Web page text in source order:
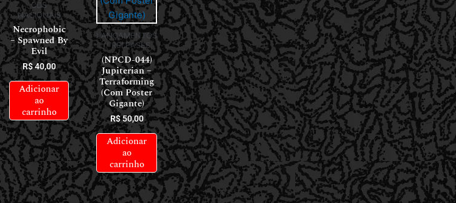
CDS
NACIONAIS
Necrophobic
– Spawned By
Evil
R$40,00
Adicionar
ao
carrinho
LANÇAMENTOS
// RELEASES
(NPCD-044)
Jupiterian –
Terraforming
(Com Poster
Gigante)
R$50,00
Adicionar
ao
carrinho